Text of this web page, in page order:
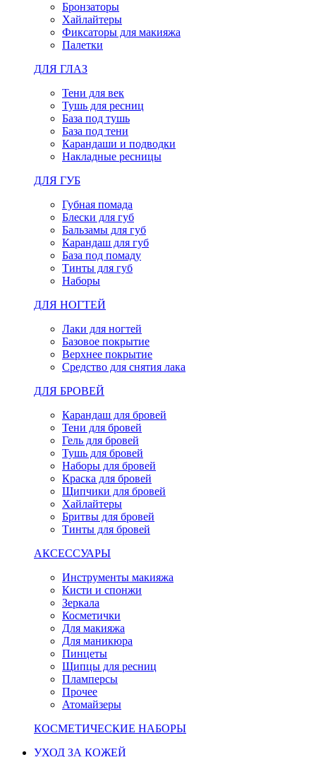
Бронзаторы
Хайлайтеры
Фиксаторы для макияжа
Палетки
ДЛЯ ГЛАЗ
Тени для век
Тушь для ресниц
База под тушь
База под тени
Карандаши и подводки
Накладные ресницы
ДЛЯ ГУБ
Губная помада
Блески для губ
Бальзамы для губ
Карандаш для губ
База под помаду
Тинты для губ
Наборы
ДЛЯ НОГТЕЙ
Лаки для ногтей
Базовое покрытие
Верхнее покрытие
Средство для снятия лака
ДЛЯ БРОВЕЙ
Карандаш для бровей
Тени для бровей
Гель для бровей
Тушь для бровей
Наборы для бровей
Краска для бровей
Щипчики для бровей
Хайлайтеры
Бритвы для бровей
Тинты для бровей
АКСЕССУАРЫ
Инструменты макияжа
Кисти и спонжи
Зеркала
Косметички
Для макияжа
Для маникюра
Пинцеты
Щипцы для ресниц
Пламперсы
Прочее
Атомайзеры
КОСМЕТИЧЕСКИЕ НАБОРЫ
УХОД ЗА КОЖЕЙ